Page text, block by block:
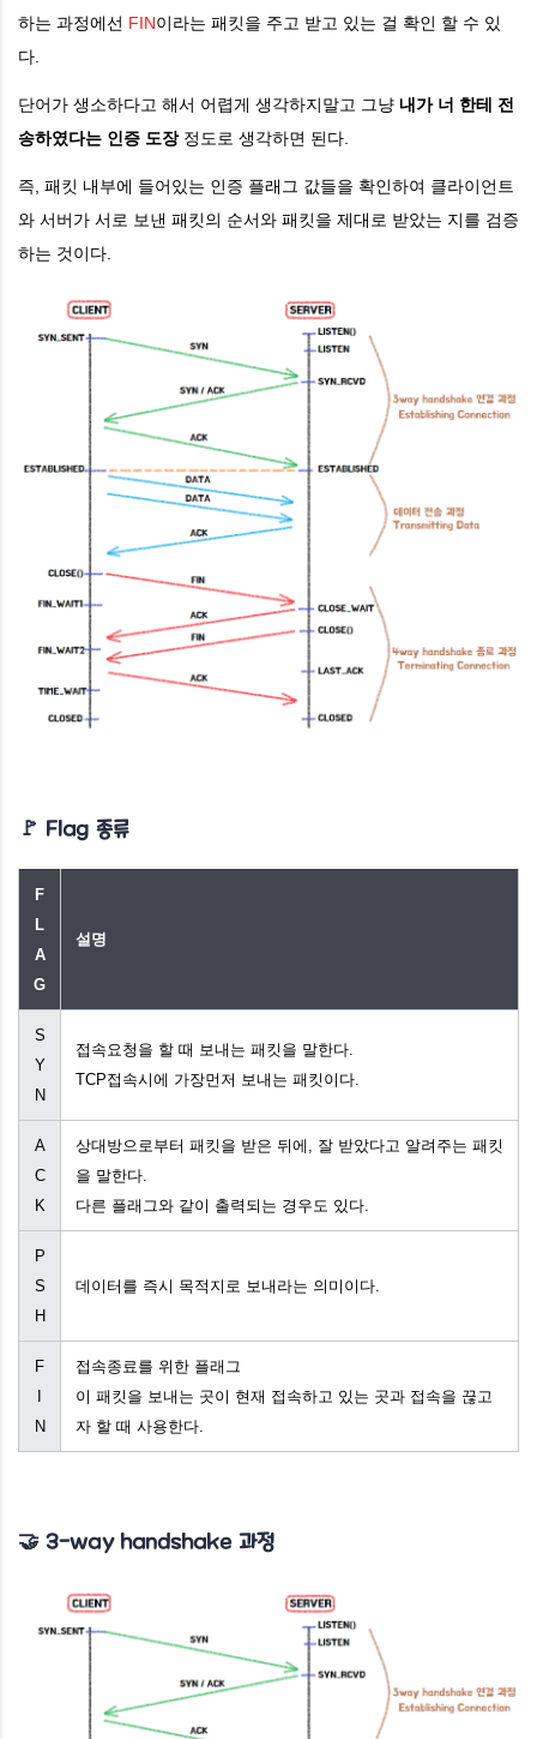
하는 과정에선 FIN이라는 패킷을 주고 받고 있는 걸 확인 할 수 있
다.
단어가 생소하다고 해서 어렵게 생각하지말고 그냥 내가 너 한테 전
송하였다는 인증 도장정도로 생각하면 된다.
즉, 패킷 내부에 들어있는 인증 플래그 값들을 확인하여 클라이언트
와 서버가 서로 보낸 패킷의 순서와 패킷을 제대로 받았는 지를 검증
하는 것이다.
🚩 Flag 종류
F
L
A
G
설명
S
Y
N
접속요청을 할 때 보내는 패킷을 말한다.
TCP접속시에 가장먼저 보내는 패킷이다.
A
C
K
상대방으로부터 패킷을 받은 뒤에, 잘 받았다고 알려주는 패킷
을 말한다.
다른 플래그와 같이 출력되는 경우도 있다.
P
S
H
데이터를 즉시 목적지로 보내라는 의미이다.
F
I
N
접속종료를 위한 플래그
이 패킷을 보내는 곳이 현재 접속하고 있는 곳과 접속을 끊고
자 할 때 사용한다.
🤝 3-way handshake 과정